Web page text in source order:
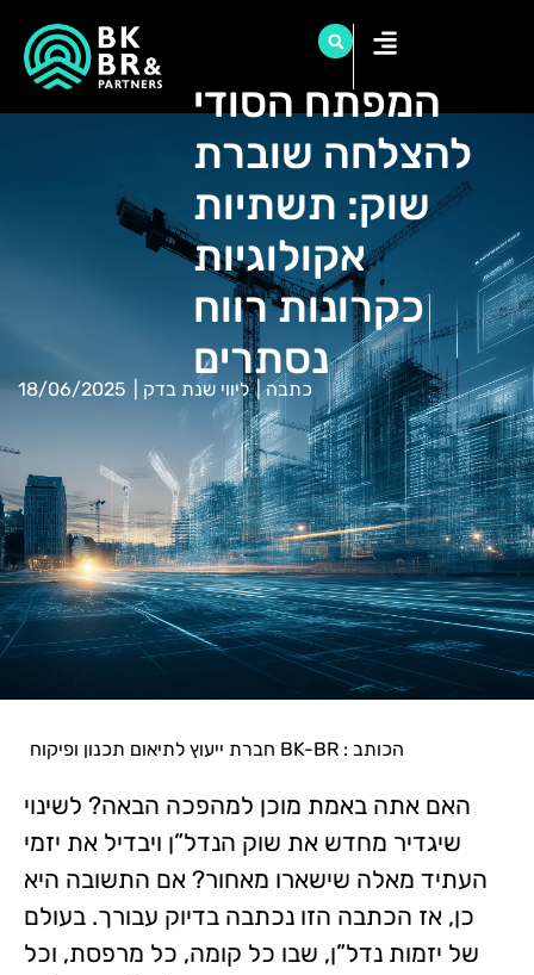
המפתח הסודי
להצלחה שוברת
שוק: תשתיות
אקולוגיות
כקרונות רווח
נסתרים
18/06/2025 ליווי שנת בדק | כתבה
חברת ייעוץ לתיאום תכנון ופיקוח BK-BR : הכותב
האם אתה באמת מוכן למהפכה הבאה? לשינוי
שיגדיר מחדש את שוק הנדל”ן ויבדיל את יזמי
העתיד מאלה שישארו מאחור? אם התשובה היא
כן, אז הכתבה הזו נכתבה בדיוק עבורך. בעולם
של יזמות נדל”ן, שבו כל קומה, כל מרפסת, וכל